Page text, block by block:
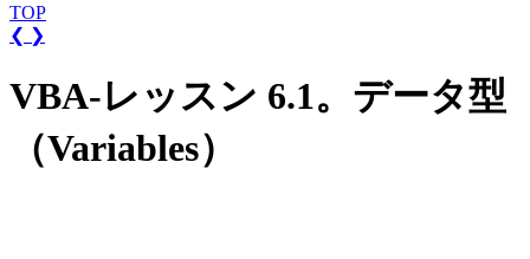
TOP
❮ ❯
VBA-レッスン 6.1。データ型
（Variables）